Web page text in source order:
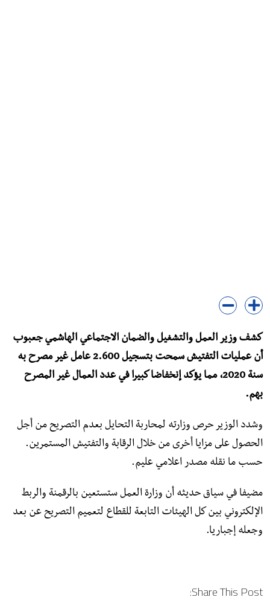
كشف وزير العمل والتشغيل والضمان الاجتماعي الهاشمي جعبوب
أن عمليات التفتيش سمحت بتسجيل 2.600 عامل غير مصرح به
سنة 2020، مما يؤكد إنخفاضا كبيرا في عدد العمال غير المصرح
بهم.
وشدد الوزير حرص وزارته لمحاربة التحايل بعدم التصريح من أجل
الحصول على مزايا أخرى من خلال الرقابة والتفتيش المستمرين.
حسب ما نقله مصدر اعلامي عليم.
مضيفا في سياق حديثه أن وزارة العمل ستستعين بالرقمنة والربط
الإلكتروني بين كل الهيئات التابعة للقطاع لتعميم التصريح عن بعد
وجعله إجباريا.
Share This Post: